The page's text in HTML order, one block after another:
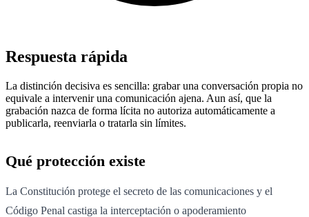
Respuesta rápida
La distinción decisiva es sencilla: grabar una conversación propia no
equivale a intervenir una comunicación ajena. Aun así, que la
grabación nazca de forma lícita no autoriza automáticamente a
publicarla, reenviarla o tratarla sin límites.
Qué protección existe
La Constitución protege el secreto de las comunicaciones y el
Código Penal castiga la interceptación o apoderamiento